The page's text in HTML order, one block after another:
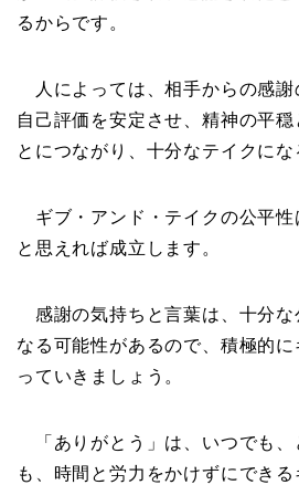
るからです。
人によっては、相手からの感謝
自己評価を安定させ、精神の平穏
とにつながり、十分なテイクにな
ギブ・アンド・テイクの公平性
と思えれば成立します。
感謝の気持ちと言葉は、十分な
なる可能性があるので、積極的
っていきましょう。
「ありがとう」は、いつでも、
も、時間と労力をかけずにでき